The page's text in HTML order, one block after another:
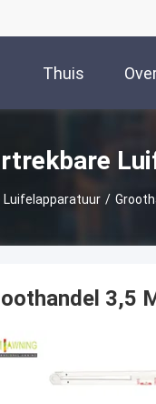
Thuis
Luifelapparatuur /
3,5